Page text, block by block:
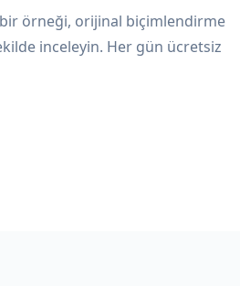
örneği, orijinal biçimlendirme
inceleyin. Her gün ücretsiz